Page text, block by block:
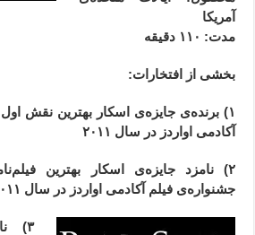
آمریکا
مدت: ۱۱۰ دقیقه
بخشی از افتخارات:
۱) برنده‌ی جایزه‌ی اسکار بهترین نقش
آکادمی اواردز در سال ۲۰۱۱
۲) نامزد جایزه‌ی اسکار بهترین
جشنواره‌ی فیلم آکادمی اواردز در سال ۲۰۱۱
۳)